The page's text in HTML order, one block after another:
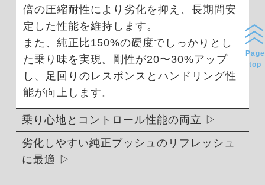
倍の圧縮耐性により劣化を抑え、長期間安
定した性能を維持します。
また、純正比150%の硬度でしっかりとし
た乗り味を実現。剛性が20〜30%アップ
し、足回りのレスポンスとハンドリング性
能が向上します。
乗り心地とコントロール性能の両立
劣化しやすい純正ブッシュのリフレッシュ
に最適
Page
top